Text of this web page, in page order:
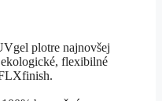
plotre najnovšej
flexibilné